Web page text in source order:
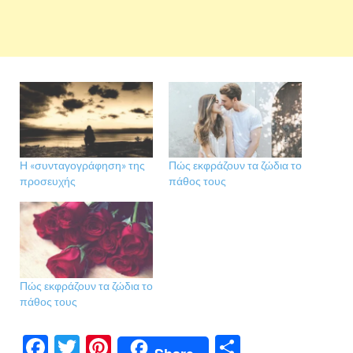
Η «συνταγογράφηση» της
προσευχής
Πώς εκφράζουν τα ζώδια το
πάθος τους
Πώς εκφράζουν τα ζώδια το
πάθος τους